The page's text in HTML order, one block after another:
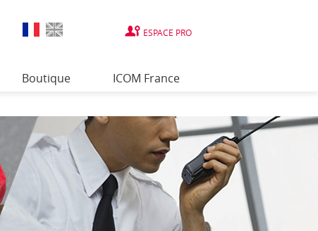
ESPACE PRO
Boutique ICOM France